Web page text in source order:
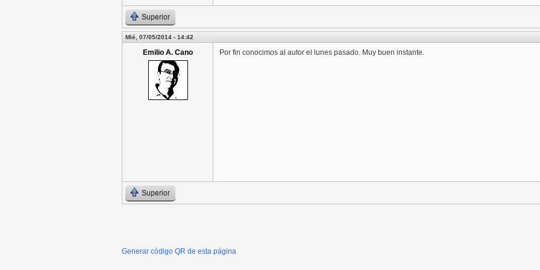
Superior
Mié, 07/05/2014 - 14:42
Emilio A. Cano Por fin conocimos al autor el lunes pasado. Muy buen instante.
Superior
Generar código QR de esta página